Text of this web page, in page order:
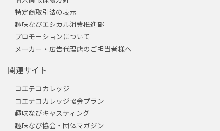
特定商取引法の表示
趣味なびエシカル消費推進部
プロモーションについて
メーカー・広告代理店のご担当者様へ
関連サイト
コエテコカレッジ
コエテコカレッジ協会プラン
趣味なびキャスティング
趣味なび協会・団体マガジン